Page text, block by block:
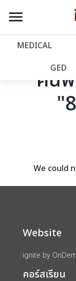
account_balance หน้าแรก
เว็บไซต์
โปรโม
assignment ลงทะเ
menu
MEDICAL
GED
ค้น
We could
Website
ignite by
คอร์สเรียน